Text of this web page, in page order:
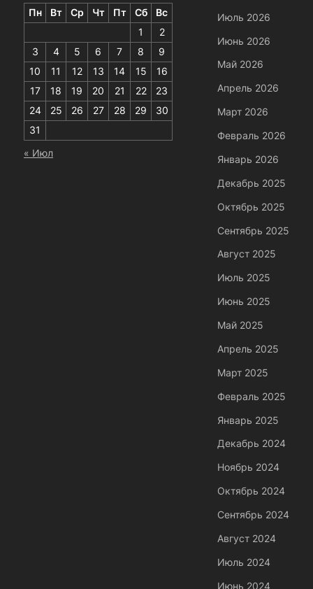
Пн Вт Ср Чт Пт Сб
Вс
1
2
3
4 5 6 7 8
9
10
11 12 13 14 15
16
17
18 19 20 21 22
23
24
25 26 27 28 29
30
31
« Июл
Июль 2026
Июнь 2026
Май 2026
Апрель 2026
Март 2026
Февраль 2026
Январь 2026
Декабрь 2025
Октябрь 2025
Сентябрь 2025
Август 2025
Июль 2025
Июнь 2025
Май 2025
Апрель 2025
Март 2025
Февраль 2025
Январь 2025
Декабрь 2024
Ноябрь 2024
Октябрь 2024
Сентябрь 2024
Август 2024
Июль 2024
Июнь 2024